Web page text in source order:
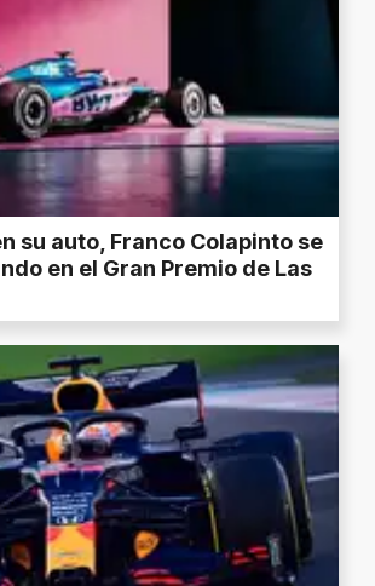
su auto, Franco Colapinto se
en el Gran Premio de Las